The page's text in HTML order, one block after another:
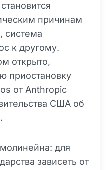
причинам
система
к другому.
открыто,
приостановку
от Anthropic
США об
для
зависеть от